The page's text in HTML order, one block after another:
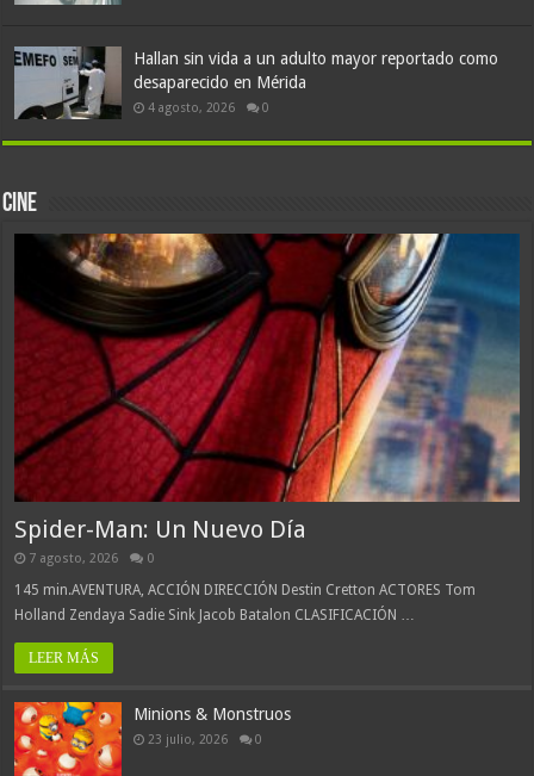
Hallan sin vida a un adulto mayor reportado como
desaparecido en Mérida
4 agosto, 2026 0
Cine
Spider-Man: Un Nuevo Día
7 agosto, 2026 0
145 min.AVENTURA, ACCIÓN DIRECCIÓN Destin Cretton ACTORES Tom
Holland Zendaya Sadie Sink Jacob Batalon CLASIFICACIÓN …
LEER MÁS
Minions & Monstruos
23 julio, 2026 0